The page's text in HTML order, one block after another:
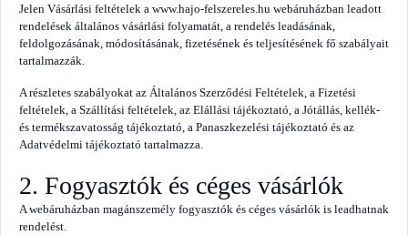
Jelen Vásárlási feltételek a www.hajo-felszereles.hu webáruházban leadott
rendelések általános vásárlási folyamatát, a rendelés leadásának,
feldolgozásának, módosításának, fizetésének és teljesítésének fő szabályait
tartalmazzák.
A részletes szabályokat az Általános Szerződési Feltételek, a Fizetési
feltételek, a Szállítási feltételek, az Elállási tájékoztató, a Jótállás, kellék-
és termékszavatosság tájékoztató, a Panaszkezelési tájékoztató és az
Adatvédelmi tájékoztató tartalmazza.
2. Fogyasztók és céges vásárlók
A webáruházban magánszemély fogyasztók és céges vásárlók is leadhatnak
rendelést.